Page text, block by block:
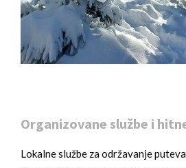
Organizovane službe i
Lokalne službe za održavanje